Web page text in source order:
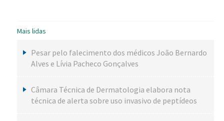
Mais lidas
Pesar pelo falecimento dos médicos João Bernardo
Alves e Lívia Pacheco Gonçalves
Câmara Técnica de Dermatologia elabora nota
técnica de alerta sobre uso invasivo de peptídeos